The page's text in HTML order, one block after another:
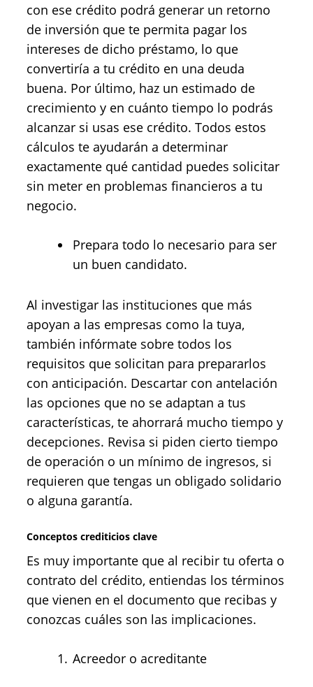
con ese crédito podrá generar un retorno
de inversión que te permita pagar los
intereses de dicho préstamo, lo que
convertiría a tu crédito en una deuda
buena. Por último, haz un estimado de
crecimiento y en cuánto tiempo lo podrás
alcanzar si usas ese crédito. Todos estos
cálculos te ayudarán a determinar
exactamente qué cantidad puedes solicitar
sin meter en problemas financieros a tu
negocio.
Prepara todo lo necesario para ser
un buen candidato.
Al investigar las instituciones que más
apoyan a las empresas como la tuya,
también infórmate sobre todos los
requisitos que solicitan para prepararlos
con anticipación. Descartar con antelación
las opciones que no se adaptan a tus
características, te ahorrará mucho tiempo y
decepciones. Revisa si piden cierto tiempo
de operación o un mínimo de ingresos, si
requieren que tengas un obligado solidario
o alguna garantía.
Conceptos crediticios clave
Es muy importante que al recibir tu oferta o
contrato del crédito, entiendas los términos
que vienen en el documento que recibas y
conozcas cuáles son las implicaciones.
Acreedor o acreditante